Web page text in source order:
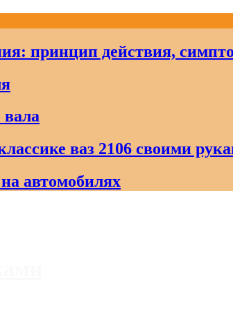
принцип действия,
вала
ваз 2106 своими
автомобилях